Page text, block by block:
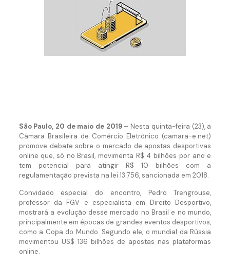
São Paulo, 20 de maio de 2019 – Nesta quinta-feira (23), a
Câmara Brasileira de Comércio Eletrônico (camara-e.net)
promove debate sobre o mercado de apostas desportivas
online que, só no Brasil, movimenta R$ 4 bilhões por ano e
tem potencial para atingir R$ 10 bilhões com a
regulamentação prevista na lei 13.756, sancionada em 2018.
Convidado especial do encontro, Pedro Trengrouse,
professor da FGV e especialista em Direito Desportivo,
mostrará a evolução desse mercado no Brasil e no mundo,
principalmente em épocas de grandes eventos desportivos,
como a Copa do Mundo. Segundo ele, o mundial da Rússia
movimentou US$ 136 bilhões de apostas nas plataformas
online.